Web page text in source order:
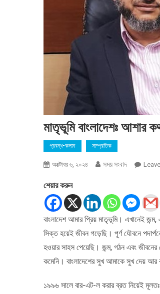
মাতৃভূমি বাংলাদেশঃ আশার
প্রবন্ধ-কলাম সাম্প্রতিক
অক্টোবর ৬, ২০২৪ সময় সংবাদ
শেয়ার করুন
বাংলাদেশ আমার প্রিয় মাতৃভূমি। এখানেই
সিক্ত হয়েই জীবন গড়েছি। পূর্ণ যৌবনে
হওয়ার সাহস পেয়েছি। জন্ম, গঠন এবং জীবনের
কমেনি। বাংলাদেশের সুখ আমাকে সুখ দেয় আর
১৯৯৬ সালে বার-এট-ল করার ব্রত নিয়েই